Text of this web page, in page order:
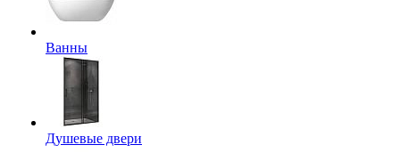
Ванны
Душевые двери